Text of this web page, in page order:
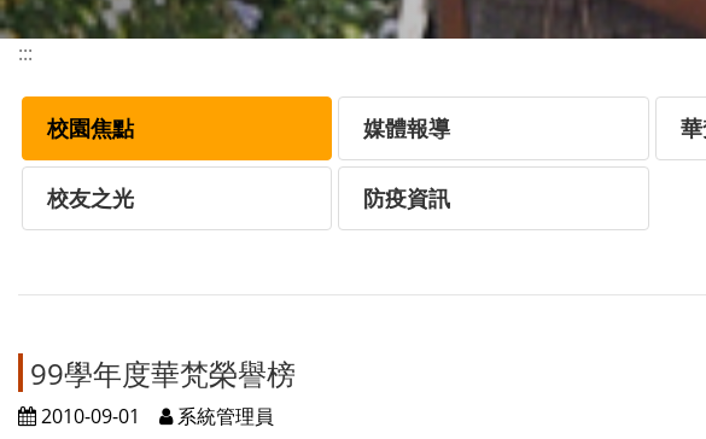
:::
校園焦點 媒體報導
校友之光 防疫資訊
99學年度華梵榮譽榜
2010-09-01 系統管理員